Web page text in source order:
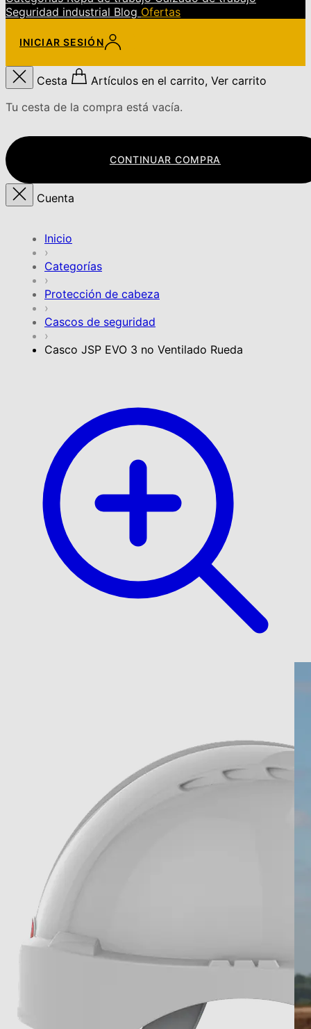
Seguridad industrial Blog Ofertas
INICIAR SESIÓN
Cesta
Artículos en el carrito, Ver carrito
Tu cesta de la compra está vacía.
CONTINUAR COMPRA
Cuenta
Inicio
›
Categorías
›
Protección de cabeza
›
Cascos de seguridad
›
Casco JSP EVO 3 no Ventilado Rueda